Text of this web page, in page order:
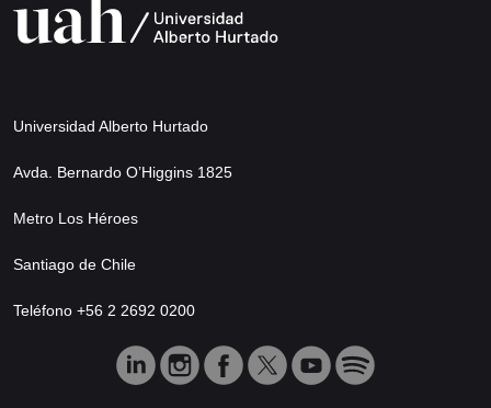
Universidad Alberto Hurtado
Avda. Bernardo O’Higgins 1825
Metro Los Héroes
Santiago de Chile
Teléfono +56 2 2692 0200